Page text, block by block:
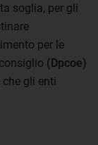
soglia, per gli
per le
(Dpcoe)
gli enti